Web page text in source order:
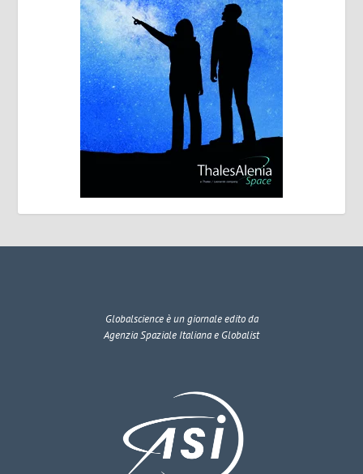
Globalscienceè un giornale edito da
Agenzia Spaziale Italiana e Globalist